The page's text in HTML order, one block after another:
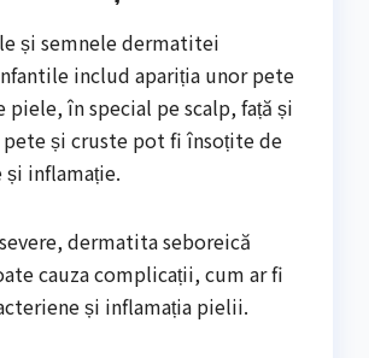
și semnele dermatitei
includ apariția unor pete
piele, în special pe scalp, față și
pete și cruste pot fi însoțite de
și inflamație.
dermatita seboreică
cauza complicații, cum ar fi
și inflamația pielii.